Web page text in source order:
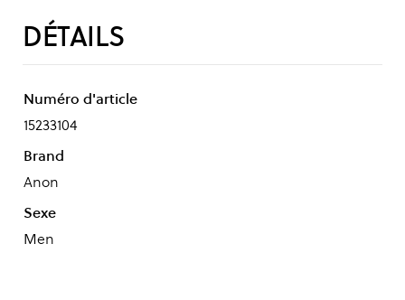
DÉTAILS
Numéro d'article
15233104
Brand
Anon
Sexe
Men